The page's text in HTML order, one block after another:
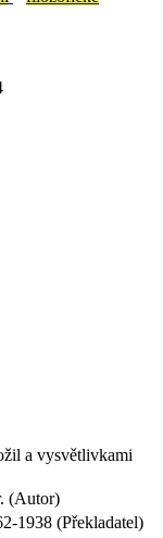
a vysvětlivkami
(Autor)
1938 (Překladatel)